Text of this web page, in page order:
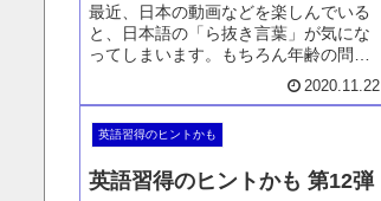
最近、日本の動画などを楽しんでいる
と、日本語の「ら抜き言葉」が気にな
ってしまいます。もちろん年齢の問題
もあるのでしょうが、自分が使う英語
を思い返せば、日常英会話もそれと同
使っているのが本当のところです。
2020.11.22
英語習得のヒントかも
英語習得のヒントかも 第12弾